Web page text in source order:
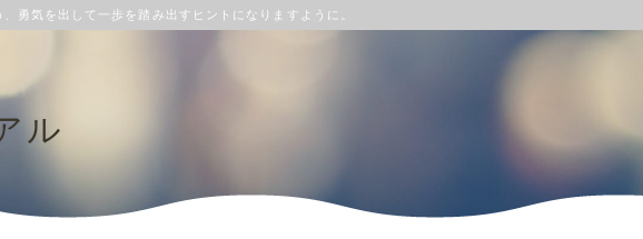
勇気を出して一歩を踏み出すヒントになりますように。
ル